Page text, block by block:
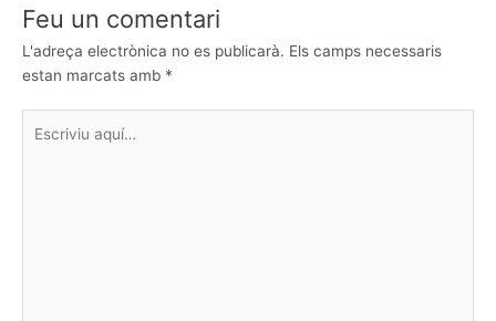
Feu un comentari
L'adreça electrònica no es publicarà. Els camps necessaris
estan marcats amb *
aquí…